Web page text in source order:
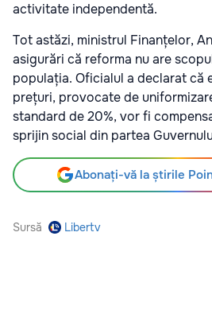
activitate independentă.
Tot astăzi, ministrul Finanțelor,
asigurări că reforma nu are
populația. Oficialul a declarat că
prețuri, provocate de
standard de 20%, vor fi
sprijin social din partea
Abonați-vă la știrile
Sursă Libertv